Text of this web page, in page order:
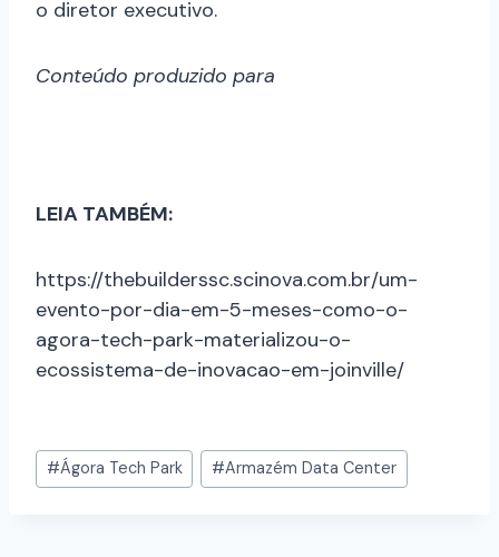
o diretor executivo.
Conteúdo produzido para
LEIA TAMBÉM:
https://thebuilderssc.scinova.com.br/um-
evento-por-dia-em-5-meses-como-o-
agora-tech-park-materializou-o-
ecossistema-de-inovacao-em-joinville/
#Ágora Tech Park #Armazém Data Center